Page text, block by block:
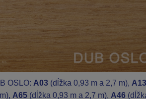
OSLO: A03 (dĺžka 0,93 m a 2,7 m), A13
A65 (dĺžka 0,93 m a 2,7 m), A46